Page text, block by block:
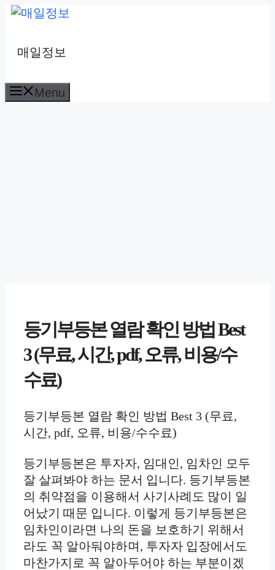
컨
너
매일정보
Menu
등기부등본 열람 확인 방법 Best
3 (무료, 시간, pdf, 오류, 비용/수
수료)
등기부등본 열람 확인 방법 Best 3 (무료,
시간, pdf, 오류, 비용/수수료)
등기부등본은 투자자, 임대인, 임차인 모두
잘 살펴봐야 하는 문서 입니다. 등기부등본
의 취약점을 이용해서 사기사례도 많이 일
어났기 때문 입니다. 이렇게 등기부등본은
임차인이라면 나의 돈을 보호하기 위해서
라도 꼭 알아둬야하며, 투자자 입장에서도
마찬가지로 꼭 알아두어야 하는 부분이겠